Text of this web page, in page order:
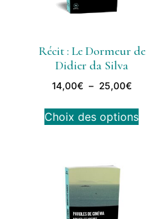
Récit : Le Dormeur de
Didier da Silva
14,00€ – 25,00€
Choix des options